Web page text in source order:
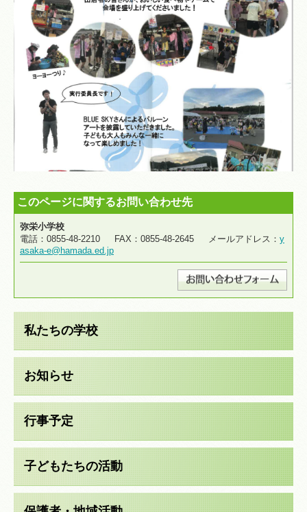
このページに関するお問い合わせ先
弥栄小学校
電話：0855-48-2210 FAX：0855-48-2645 メールアドレス： y
asaka-e@hamada.ed.jp
私たちの学校
お知らせ
行事予定
子どもたちの活動